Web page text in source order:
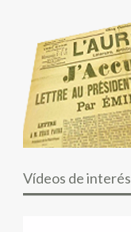
Vídeos de interés